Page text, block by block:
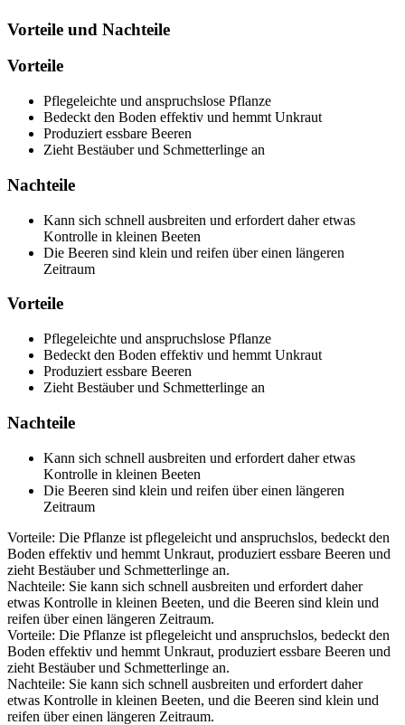
Vorteile und Nachteile
Vorteile
Pflegeleichte und anspruchslose Pflanze
Bedeckt den Boden effektiv und hemmt Unkraut
Produziert essbare Beeren
Zieht Bestäuber und Schmetterlinge an
Nachteile
Kann sich schnell ausbreiten und erfordert daher etwas
Kontrolle in kleinen Beeten
Die Beeren sind klein und reifen über einen längeren
Zeitraum
Vorteile
Pflegeleichte und anspruchslose Pflanze
Bedeckt den Boden effektiv und hemmt Unkraut
Produziert essbare Beeren
Zieht Bestäuber und Schmetterlinge an
Nachteile
Kann sich schnell ausbreiten und erfordert daher etwas
Kontrolle in kleinen Beeten
Die Beeren sind klein und reifen über einen längeren
Zeitraum
Vorteile: Die Pflanze ist pflegeleicht und anspruchslos, bedeckt den
Boden effektiv und hemmt Unkraut, produziert essbare Beeren und
zieht Bestäuber und Schmetterlinge an.
Nachteile: Sie kann sich schnell ausbreiten und erfordert daher
etwas Kontrolle in kleinen Beeten, und die Beeren sind klein und
reifen über einen längeren Zeitraum.
Vorteile: Die Pflanze ist pflegeleicht und anspruchslos, bedeckt den
Boden effektiv und hemmt Unkraut, produziert essbare Beeren und
zieht Bestäuber und Schmetterlinge an.
Nachteile: Sie kann sich schnell ausbreiten und erfordert daher
etwas Kontrolle in kleinen Beeten, und die Beeren sind klein und
reifen über einen längeren Zeitraum.